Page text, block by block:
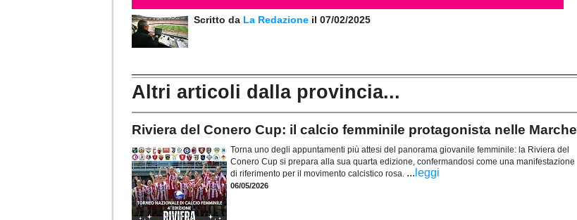
Scritto da La Redazione il 07/02/2025
Altri articoli dalla provincia...
Riviera del Conero Cup: il calcio femminile protagonista nelle Marche
Torna uno degli appuntamenti più attesi del panorama giovanile femminile: la Riviera del
Conero Cup si prepara alla sua quarta edizione, confermandosi come una manifestazione
di riferimento per il movimento calcistico rosa. ... leggi
06/05/2026